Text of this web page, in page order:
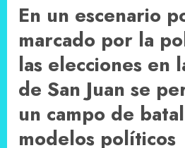
En un escenario
marcado por la
las elecciones en
de San Juan se
un campo de
modelos políticos